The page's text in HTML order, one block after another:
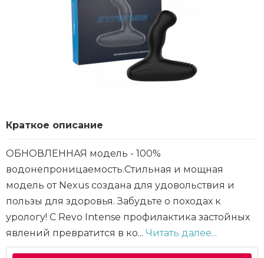
Краткое описание
ОБНОВЛЕННАЯ модель - 100%
водонепроницаемость.Стильная и мощная
модель от Nexus создана для удовольствия и
пользы для здоровья. Забудьте о походах к
урологу! С Revo Intense профилактика застойных
явлений превратится в ко... Читать далее...